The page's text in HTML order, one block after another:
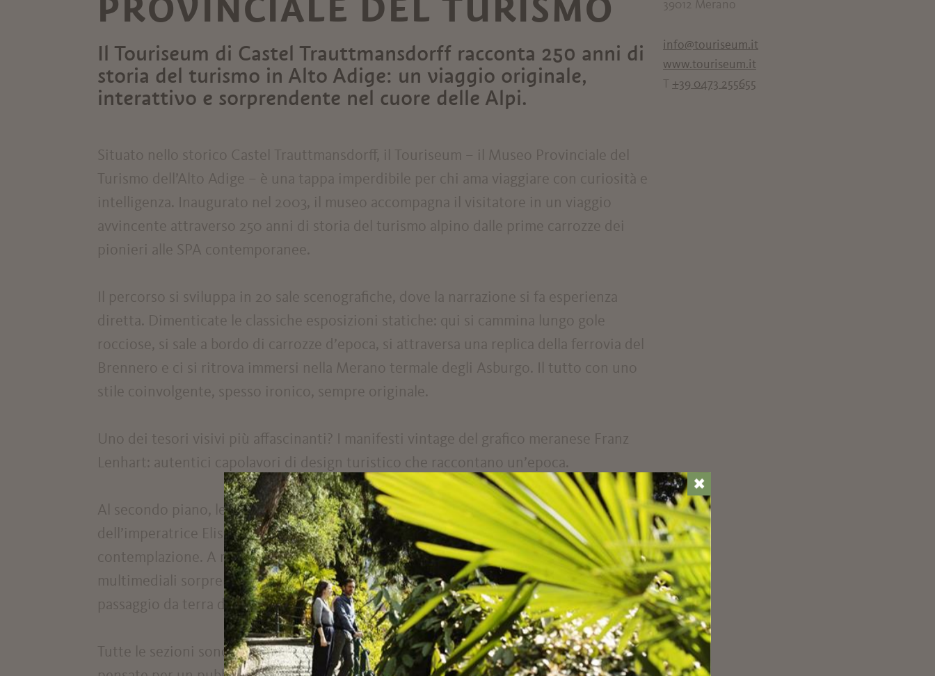
PROVINCIALE DEL TURISMO
Il Touriseum di Castel Trauttmansdorff racconta 250 anni di
storia del turismo in Alto Adige: un viaggio originale,
interattivo e sorprendente nel cuore delle Alpi.
Situato nello storico Castel Trauttmansdorff, il Touriseum – il Museo Provinciale del
Turismo dell’Alto Adige – è una tappa imperdibile per chi ama viaggiare con curiosità e
intelligenza. Inaugurato nel 2003, il museo accompagna il visitatore in un viaggio
avvincente attraverso 250 anni di storia del turismo alpino dalle prime carrozze dei
pionieri alle SPA contemporanee.
Il percorso si sviluppa in 20 sale scenografiche, dove la narrazione si fa esperienza
diretta. Dimenticate le classiche esposizioni statiche: qui si cammina lungo gole
rocciose, si sale a bordo di carrozze d’epoca, si attraversa una replica della ferrovia del
Brennero e ci si ritrova immersi nella Merano termale degli Asburgo. Il tutto con uno
stile coinvolgente, spesso ironico, sempre originale.
Uno dei tesori visivi più affascinanti? I manifesti vintage del grafico meranese Franz
Lenhart: autentici capolavori di design turistico che raccontano un’epoca.
Al secondo piano, le Stanze di Sissi aprono una finestra sul mondo intimo
dell’imperatrice Elisabetta, che scelse Trauttmansdorff come rifugio di cura e
contemplazione. A rendere ancora più dinamico il percorso museale, stazioni
multimediali sorprendenti, in cui le voci di viaggiatori e abitanti evocano il lento
passaggio da terra di contadini a meta ambita dal turismo internazionale.
Tutte le sezioni sono bilingui (italiano e tedesco, con ampie integrazioni in inglese),
39012 Merano
info@touriseum.it
www.touriseum.it
T +39 0473 255655
✖